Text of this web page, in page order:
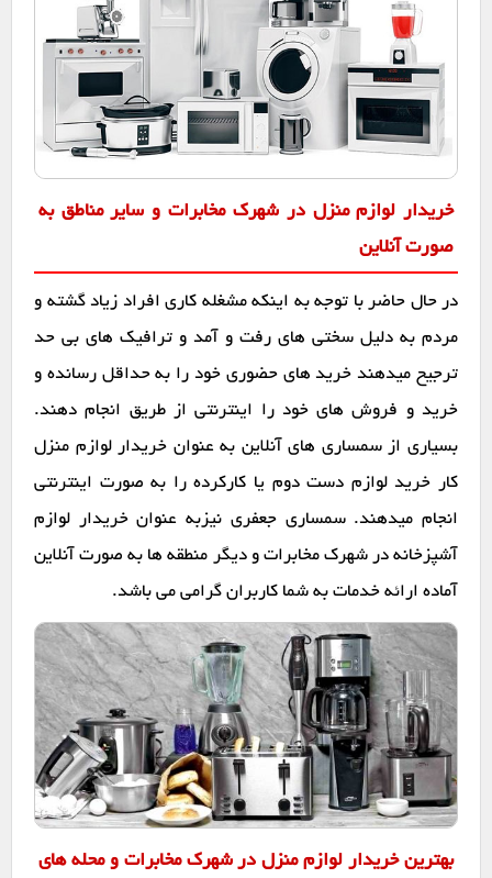
خریدار لوازم منزل در شهرک مخابرات و سایر مناطق به
صورت آنلاین
در حال حاضر با توجه به اینکه مشغله کاری افراد زیاد گشته و
مردم به دلیل سختی های رفت و آمد و ترافیک های بی حد
ترجیح میدهند خرید های حضوری خود را به حداقل رسانده و
خرید و فروش های خود را اینترنتی از طریق انجام دهند.
بسیاری از سمساری های آنلاین به عنوان خریدار لوازم منزل
کار خرید لوازم دست دوم یا کارکرده را به صورت اینترنتی
انجام میدهند. سمساری جعفری نیزبه عنوان خریدار لوازم
آشپزخانه در شهرک مخابرات و دیگر منطقه ها به صورت آنلاین
آماده ارائه خدمات به شما کاربران گرامی می باشد.
بهترین خریدار لوازم منزل در شهرک مخابرات و محله های